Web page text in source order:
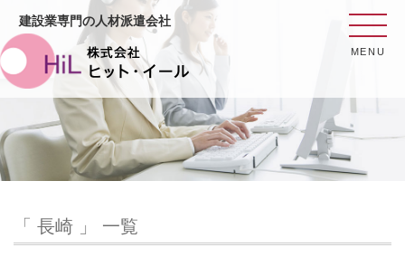
MENU
建設業専門の人材派遣会社
「 長崎 」 一覧